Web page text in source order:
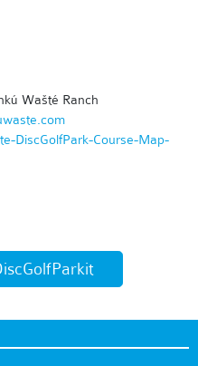
Wašté Ranch
DiscGolfPark-Course-Map-